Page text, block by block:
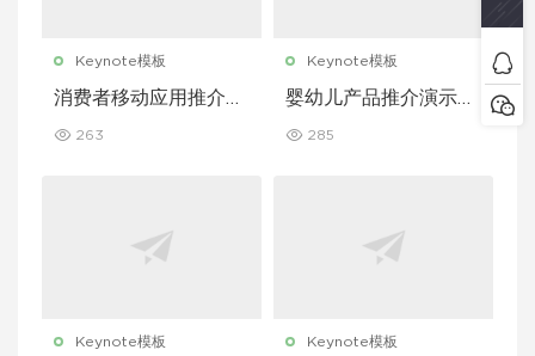
Keynote模板
消费者移动应用推介演
ote 模板
263
Keynote模板
婴幼儿产品推介演示文
模板
285
Keynote模板 Keynote模板